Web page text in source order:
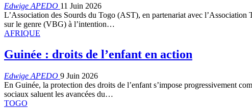
Edwige APEDO 11 Juin 2026
L’Association des Sourds du Togo (AST), en partenariat avec
sur le genre (VBG) à l’intention…
AFRIQUE
Guinée : droits de l’enfant en action
Edwige APEDO 9 Juin 2026
En Guinée, la protection des droits de l’enfant s’impose progressivement
sociaux saluent les avancées du…
TOGO